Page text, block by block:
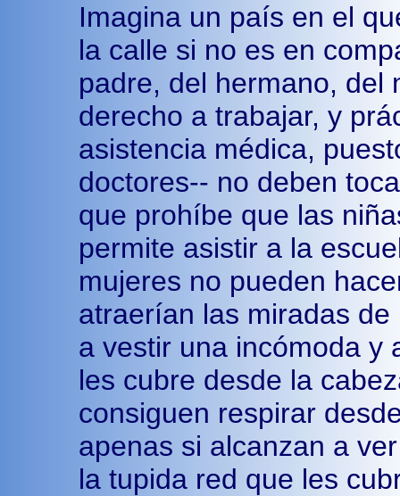
Imagina un país en el
la calle si no es en
padre, del hermano, del
derecho a trabajar, y
asistencia médica,
doctores-- no deben
que prohíbe que las
permite asistir a la
mujeres no pueden
atraerían las miradas
a vestir una incómoda y
les cubre desde la
consiguen respirar
apenas si alcanzan a
la tupida red que les